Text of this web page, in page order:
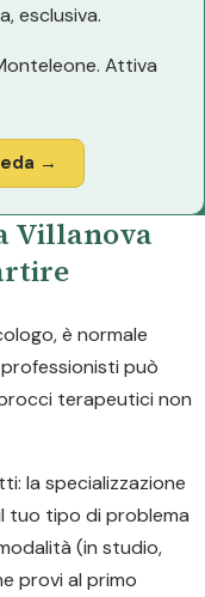
esclusiva.
Attiva
→
Villanova
è normale
può
terapeutici non
la specializzazione
tuo tipo di problema
(in studio,
provi al primo